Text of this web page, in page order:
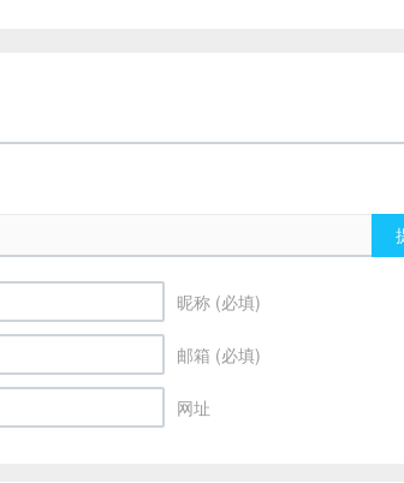
昵称 (必填)
邮箱 (必填)
网址